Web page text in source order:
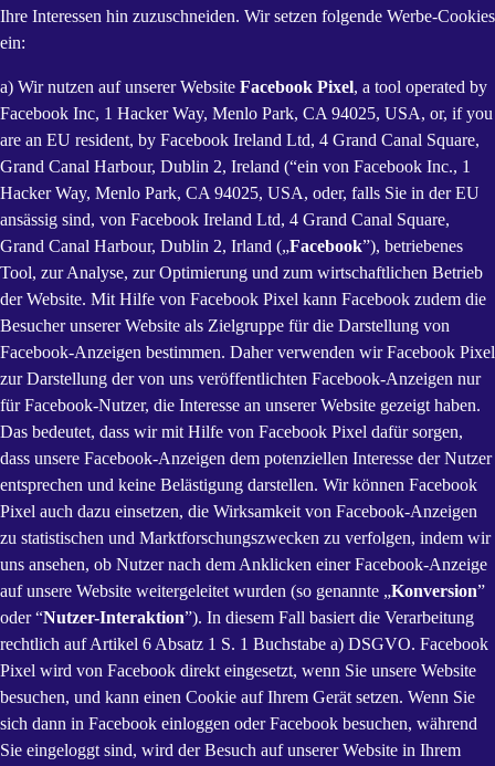
Ihre Interessen hin zuzuschneiden. Wir setzen folgende Werbe-Cookies
ein:
a) Wir nutzen auf unserer Website Facebook Pixel, a tool operated by
Facebook Inc, 1 Hacker Way, Menlo Park, CA 94025, USA, or, if you
are an EU resident, by Facebook Ireland Ltd, 4 Grand Canal Square,
Grand Canal Harbour, Dublin 2, Ireland (“ein von Facebook Inc., 1
Hacker Way, Menlo Park, CA 94025, USA, oder, falls Sie in der EU
ansässig sind, von Facebook Ireland Ltd, 4 Grand Canal Square,
Grand Canal Harbour, Dublin 2, Irland („Facebook”), betriebenes
Tool, zur Analyse, zur Optimierung und zum wirtschaftlichen Betrieb
der Website. Mit Hilfe von Facebook Pixel kann Facebook zudem die
Besucher unserer Website als Zielgruppe für die Darstellung von
Facebook-Anzeigen bestimmen. Daher verwenden wir Facebook Pixel
zur Darstellung der von uns veröffentlichten Facebook-Anzeigen nur
für Facebook-Nutzer, die Interesse an unserer Website gezeigt haben.
Das bedeutet, dass wir mit Hilfe von Facebook Pixel dafür sorgen,
dass unsere Facebook-Anzeigen dem potenziellen Interesse der Nutzer
entsprechen und keine Belästigung darstellen. Wir können Facebook
Pixel auch dazu einsetzen, die Wirksamkeit von Facebook-Anzeigen
zu statistischen und Marktforschungszwecken zu verfolgen, indem wir
uns ansehen, ob Nutzer nach dem Anklicken einer Facebook-Anzeige
auf unsere Website weitergeleitet wurden (so genannte „Konversion”
oder “Nutzer-Interaktion”). In diesem Fall basiert die Verarbeitung
rechtlich auf Artikel 6 Absatz 1 S. 1 Buchstabe a) DSGVO. Facebook
Pixel wird von Facebook direkt eingesetzt, wenn Sie unsere Website
besuchen, und kann einen Cookie auf Ihrem Gerät setzen. Wenn Sie
sich dann in Facebook einloggen oder Facebook besuchen, während
Sie eingeloggt sind, wird der Besuch auf unserer Website in Ihrem